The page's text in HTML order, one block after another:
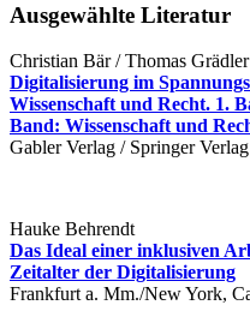
Ausgewählte Literatur
Christian Bär / Thomas
Digitalisierung im
Wissenschaft und Recht. 1.
Band: Wissenschaft und
Gabler Verlag / Springer
Hauke Behrendt
Das Ideal einer inklusiven
Zeitalter der Digitalisierung
Frankfurt a. Mm./New York,